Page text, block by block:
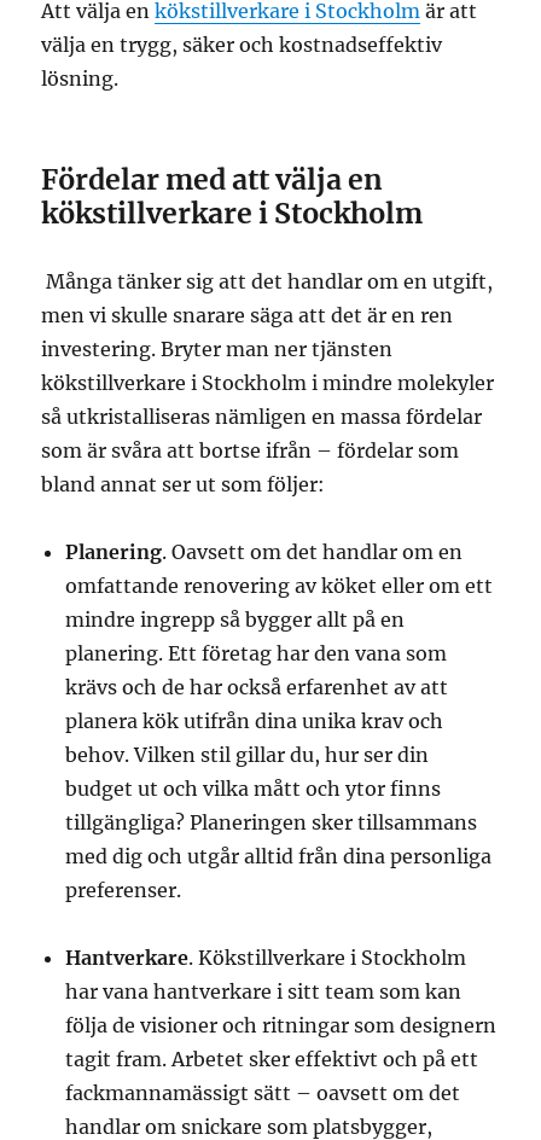
Att välja enkökstillverkare i Stockholm är att
välja en trygg, säker och kostnadseffektiv
lösning.
Fördelar med att välja en
kökstillverkare i Stockholm
Många tänker sig att det handlar om en utgift,
men vi skulle snarare säga att det är en ren
investering. Bryter man ner tjänsten
kökstillverkare i Stockholm i mindre molekyler
så utkristalliseras nämligen en massa fördelar
som är svåra att bortse ifrån – fördelar som
bland annat ser ut som följer:
Planering. Oavsett om det handlar om en
omfattande renovering av köket eller om ett
mindre ingrepp så bygger allt på en
planering. Ett företag har den vana som
krävs och de har också erfarenhet av att
planera kök utifrån dina unika krav och
behov. Vilken stil gillar du, hur ser din
budget ut och vilka mått och ytor finns
tillgängliga? Planeringen sker tillsammans
med dig och utgår alltid från dina personliga
preferenser.
Hantverkare. Kökstillverkare i Stockholm
har vana hantverkare i sitt team som kan
följa de visioner och ritningar som designern
tagit fram. Arbetet sker effektivt och på ett
fackmannamässigt sätt – oavsett om det
handlar om snickare som platsbygger,